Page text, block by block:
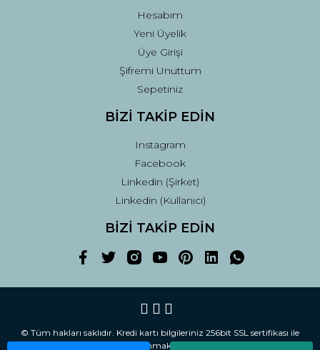
Hesabım
Yeni Üyelik
Üye Girişi
Şifremi Unuttum
Sepetiniz
BİZİ TAKİP EDİN
Instagram
Facebook
Linkedin (Şirket)
Linkedin (Kullanıcı)
BİZİ TAKİP EDİN
© Tüm hakları saklıdır. Kredi kartı bilgileriniz 256bit SSL sertifikası ile
korunmaktadır.